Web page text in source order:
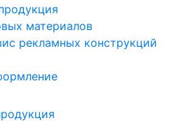
материалов
рекламных конструкций